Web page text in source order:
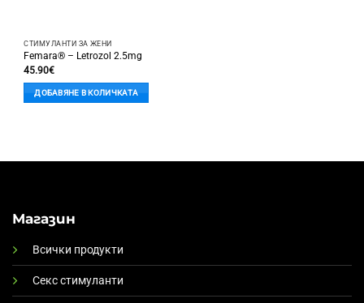
СТИМУЛАНТИ ЗА ЖЕНИ
Femara® – Lеtrozol 2.5mg
45.90€
ДОБАВЯНЕ В КОЛИЧКАТА
Магазин
Всички продукти
Секс стимуланти